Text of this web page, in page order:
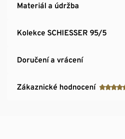
Materiál a údržba
Kolekce SCHIESSER 95/5
Doručení a vrácení
Zákaznické hodnocení